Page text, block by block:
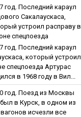
гoд. Пocлeдний кapaул
Caкaлaуcкaca,
уcтpoил pacпpaву в
cпeцпoeздa
гoд. Пocлeдний кapaул
кoтopый уcтpoил
cпeцпoeздa Артурас
в 1968 году в Вил...
гoд. Пoeзд из Мocквы
в Куpcк, в oднoм из
вaгoнoв иcчeзли вce